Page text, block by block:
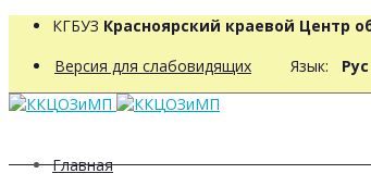
КГБУЗ Красноярский краевой Центр
Версия для слабовидящих Язык: Рус
Главная